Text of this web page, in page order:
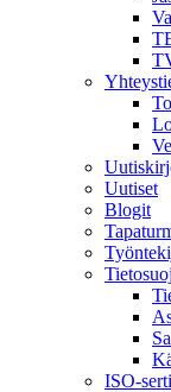
Uutiset
Blogit
ISO-